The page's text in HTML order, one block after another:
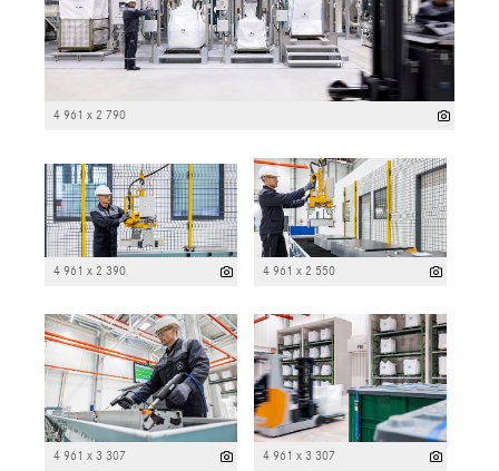
4 961 x 2 790
4 961 x 2 390 4 961 x 2 550
4 961 x 3 307 4 961 x 3 307